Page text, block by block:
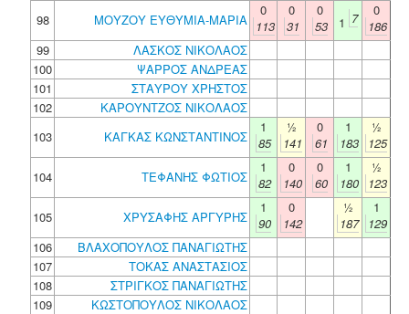
98
ΜΟΥΖΟΥ ΕΥΘΥΜΙΑ-ΜΑΡΙΑ
0
113
0
31
0
53
1 7
0
186
99
ΛΑΣΚΟΣ ΝΙΚΟΛΑΟΣ
100
ΨΑΡΡΟΣ ΑΝΔΡΕΑΣ
101
ΣΤΑΥΡΟΥ ΧΡΗΣΤΟΣ
102
ΚΑΡΟΥΝΤΖΟΣ ΝΙΚΟΛΑΟΣ
103
ΚΑΓΚΑΣ ΚΩΝΣΤΑΝΤΙΝΟΣ
1
85
½
141
0
61
1
183
½
125
104
ΤΕΦΑΝΗΣ ΦΩΤΙΟΣ
1
82
0
140
0
60
1
180
½
123
105
ΧΡΥΣΑΦΗΣ ΑΡΓΥΡΗΣ
1
90
0
142
½
187
1
129
106
ΒΛΑΧΟΠΟΥΛΟΣ ΠΑΝΑΓΙΩΤΗΣ
107
ΤΟΚΑΣ ΑΝΑΣΤΑΣΙΟΣ
108
ΣΤΡΙΓΚΟΣ ΠΑΝΑΓΙΩΤΗΣ
109
ΚΩΣΤΟΠΟΥΛΟΣ ΝΙΚΟΛΑΟΣ